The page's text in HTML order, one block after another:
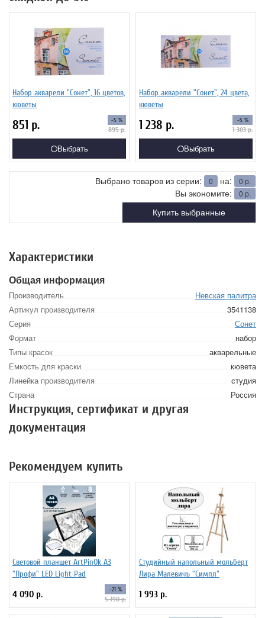
Набор акварели "Сонет", 16 цветов,
кюветы
851 р. -5 %
895р.
Выбрать
Набор акварели "Сонет", 24 цвета,
кюветы
1 238 р. -5 %
1 303р.
Выбрать
Выбрано товаров из серии: 0 на: 0 р.
Вы экономите: 0 р.
Купить выбранные
Характеристики
Общая информация
Производитель
Невская палитра
Артикул производителя
3541138
Серия
Сонет
Формат
набор
Типы красок
акварельные
Емкость для краски
кювета
Линейка производителя
студия
Страна
Россия
Инструкция, сертификат и другая
документация
Рекомендуем купить
Световой планшет ArtPinOk А3
"Профи" LED Light Pad
4 090 р. -21 %
5 190 р.
Студийный напольный мольберт
Лира Малевичъ "Симпл"
1 993 р.